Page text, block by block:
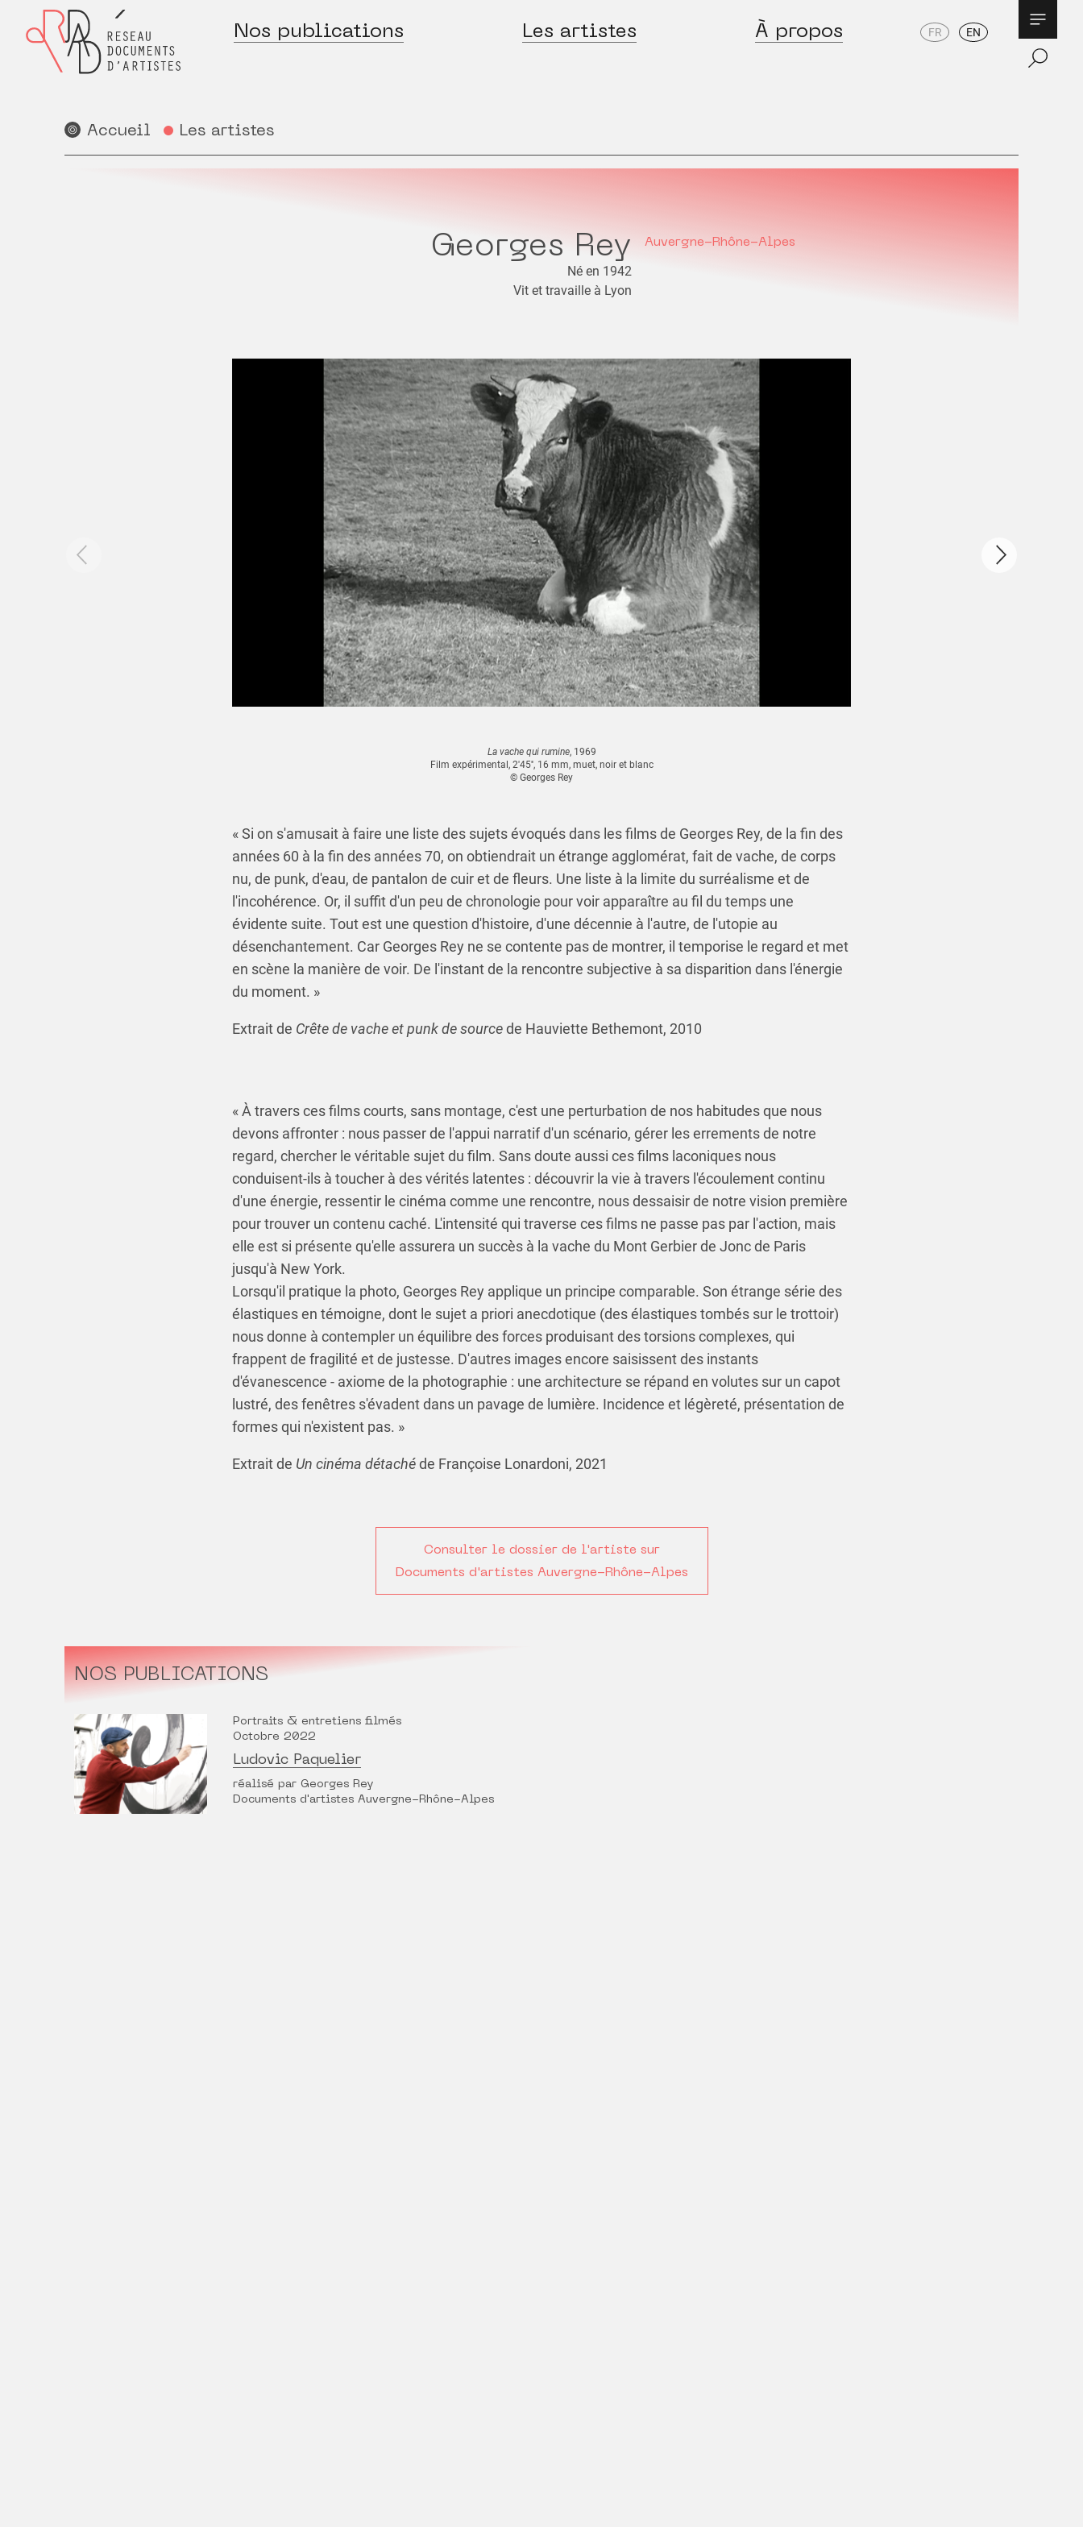
Nos publications Les artistes À propos FR EN
Accueil Les artistes
Auvergne-Rhône-Alpes
Georges Rey
Né en 1942
Vit et travaille à Lyon
La vache qui rumine, 1969
Film expérimental, 2'45'', 16 mm, muet, noir et blanc
© Georges Rey
« Si on s'amusait à faire une liste des sujets évoqués dans les films de Georges Rey, de la fin des
années 60 à la fin des années 70, on obtiendrait un étrange agglomérat, fait de vache, de corps
nu, de punk, d'eau, de pantalon de cuir et de fleurs. Une liste à la limite du surréalisme et de
l'incohérence. Or, il suffit d'un peu de chronologie pour voir apparaître au fil du temps une
évidente suite. Tout est une question d'histoire, d'une décennie à l'autre, de l'utopie au
désenchantement. Car Georges Rey ne se contente pas de montrer, il temporise le regard et met
en scène la manière de voir. De l'instant de la rencontre subjective à sa disparition dans l'énergie
du moment. »
Extrait de Crête de vache et punk de sourcede Hauviette Bethemont, 2010
« À travers ces films courts, sans montage, c'est une perturbation de nos habitudes que nous
devons affronter : nous passer de l'appui narratif d'un scénario, gérer les errements de notre
regard, chercher le véritable sujet du film. Sans doute aussi ces films laconiques nous
conduisent-ils à toucher à des vérités latentes : découvrir la vie à travers l'écoulement continu
d'une énergie, ressentir le cinéma comme une rencontre, nous dessaisir de notre vision première
pour trouver un contenu caché. L'intensité qui traverse ces films ne passe pas par l'action, mais
elle est si présente qu'elle assurera un succès à la vache du Mont Gerbier de Jonc de Paris
jusqu'à New York.
Lorsqu'il pratique la photo, Georges Rey applique un principe comparable. Son étrange série des
élastiques en témoigne, dont le sujet a priori anecdotique (des élastiques tombés sur le trottoir)
nous donne à contempler un équilibre des forces produisant des torsions complexes, qui
frappent de fragilité et de justesse. D'autres images encore saisissent des instants
d'évanescence - axiome de la photographie : une architecture se répand en volutes sur un capot
lustré, des fenêtres s'évadent dans un pavage de lumière. Incidence et légèreté, présentation de
formes qui n'existent pas. »
Extrait de Un cinéma détachéde Françoise Lonardoni, 2021
Consulter le dossier de l'artiste sur
Documents d'artistes Auvergne-Rhône-Alpes
NOS PUBLICATIONS
Portraits & entretiens filmés
Octobre 2022
Ludovic Paquelier
réalisé par Georges Rey
Documents d'artistes Auvergne-Rhône-Alpes